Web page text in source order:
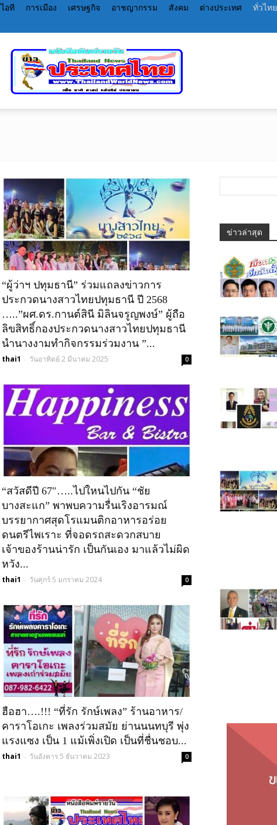
ไอที การเมือง เศรษฐกิจ อาชญากรรม สังคม ต่างประเทศ ทั่วไทย
ราย
วัน"ข่าว
ประเทศไทย"
้
https;//www.thailandworldnews.com
“ผู้ว่าฯ ปทุมธานี” ร่วมแถลงข่าวการ
ประกวดนางสาวไทยปทุมธานี ปี 2568
…..”ผศ.ดร.กานต์สินี มิลินจรูญพงษ์” ผู้ถือ
ลิขสิทธิ์กองประกวดนางสาวไทยปทุมธานี
นำนางงามทำกิจกรรมร่วมงาน ”...
thai1 - วันอาทิตย์ 2 มีนาคม 2025 0
“สวัสดีปี 67″…..ไปใหนไปกัน “ชัย
บางสะแก” พาพบความรื่นเริงอารมณ์
บรรยากาศสุดโรแมนติกอาหารอร่อย
ดนตรีไพเราะ ที่จอดรถสะดวกสบาย
เจ้าของร้านน่ารัก เป็นกันเอง มาแล้วไม่ผิด
หวัง...
thai1 - วันศุกร์ 5 มกราคม 2024 0
ฮือฮา….!!! “ที่รัก รักษ์เพลง” ร้านอาหาร/
คาราโอเกะ เพลงร่วมสมัย ย่านนนทบุรี พุ่ง
แรงแซง เป็น 1 แม้เพิ่งเปิด เป็นที่ชื่นชอบ...
thai1 - วันอังคาร 5 ธันวาคม 2023 0
ข่าวล่าสุด